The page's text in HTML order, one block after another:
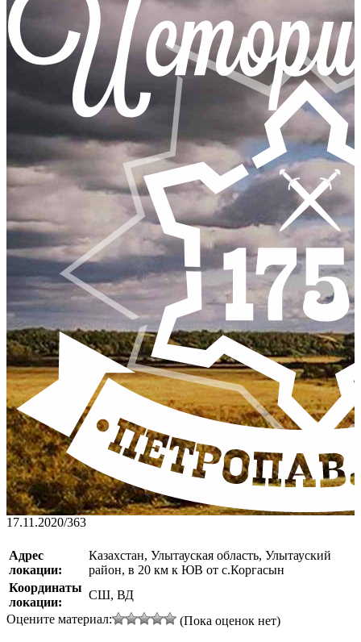
17.11.2020/363
Адрес
локации:
Казахстан, Улытауская область, Улытауский
район, в 20 км к ЮВ от с.Коргасын
Координаты
локации:
СШ, ВД
Оцените материал:
(Пока оценок нет)